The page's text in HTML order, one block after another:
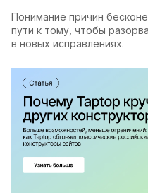
Понимание причин
пути к тому, чтобы
в новых исправлениях.